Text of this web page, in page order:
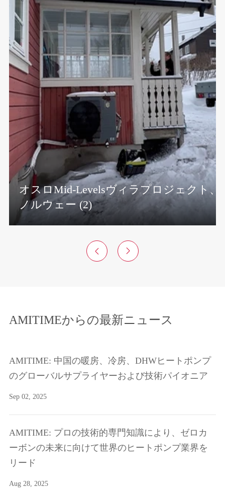
Transito Properties Project,チェコ
 
AMITIMEからの最新ニュース
AMITIME: 中国の暖房、冷房、DHWヒートポンプ
のグローバルサプライヤーおよび技術パイオニア
Sep 02, 2025
AMITIME: プロの技術的専門知識により、ゼロカ
ーボンの未来に向けて世界のヒートポンプ業界を
リード
Aug 28, 2025